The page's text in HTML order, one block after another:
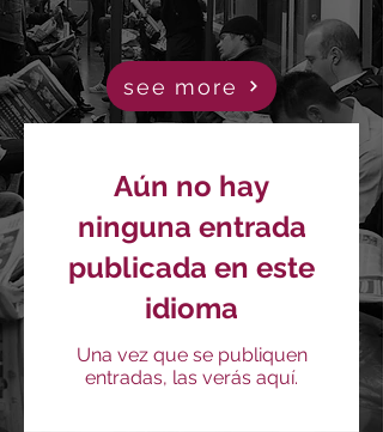
see more
Aún no hay
ninguna entrada
publicada en este
idioma
Una vez que se publiquen
entradas, las verás aquí.